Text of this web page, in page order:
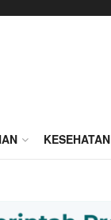
KESEHATAN